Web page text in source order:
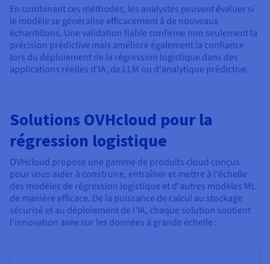
En combinant ces méthodes, les analystes peuvent évaluer si
le modèle se généralise efficacement à de nouveaux
échantillons. Une validation fiable confirme non seulement la
précision prédictive mais améliore également la confiance
lors du déploiement de la régression logistique dans des
applications réelles d'IA, de LLM ou d'analytique prédictive.
Solutions OVHcloud pour la
régression logistique
OVHcloud propose une gamme de produits cloud conçus
pour vous aider à construire, entraîner et mettre à l'échelle
des modèles de régression logistique et d'autres modèles ML
de manière efficace. De la puissance de calcul au stockage
sécurisé et au déploiement de l'IA, chaque solution soutient
l'innovation axée sur les données à grande échelle :